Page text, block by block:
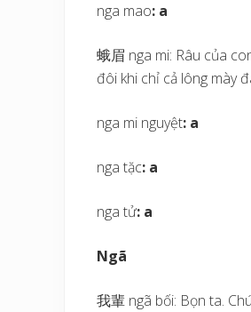
nga mao: a
蛾眉 nga mi: Râu của
đôi khi chỉ cả lông mày
nga mi nguyệt: a
nga tặc: a
nga tử: a
Ngã
我輩 ngã bối: Bọn ta.